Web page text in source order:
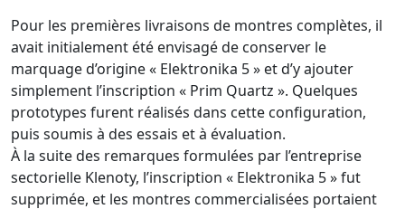
Pour les premières livraisons de montres complètes, il
avait initialement été envisagé de conserver le
marquage d’origine « Elektronika 5 » et d’y ajouter
simplement l’inscription « Prim Quartz ». Quelques
prototypes furent réalisés dans cette configuration,
puis soumis à des essais et à évaluation.
À la suite des remarques formulées par l’entreprise
sectorielle Klenoty, l’inscription « Elektronika 5 » fut
supprimée, et les montres commercialisées portaient